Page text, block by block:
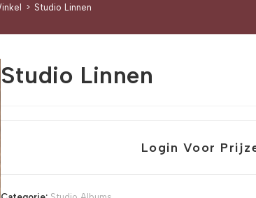
> Studio Linnen
Studio Linnen
Login Voor